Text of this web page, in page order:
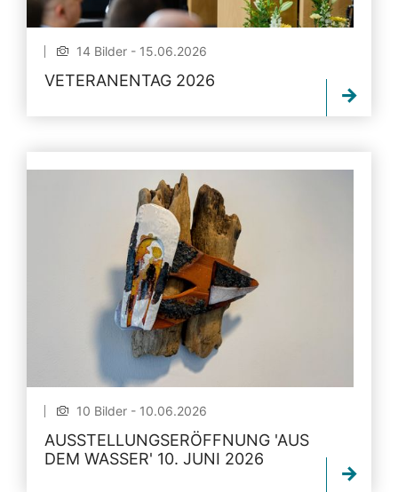
14 Bilder - 15.06.2026
VETERANENTAG 2026
10 Bilder - 10.06.2026
AUSSTELLUNGSERÖFFNUNG 'AUS
DEM WASSER' 10. JUNI 2026